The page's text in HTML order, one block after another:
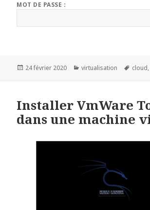
MOT DE PASSE :
Publié
24 février 2020 Catégories
virtualisation
Mots-
cloud,
Installer VmWare
dans une machine